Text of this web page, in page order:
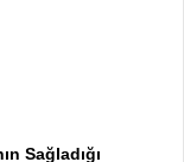
Sağladığı